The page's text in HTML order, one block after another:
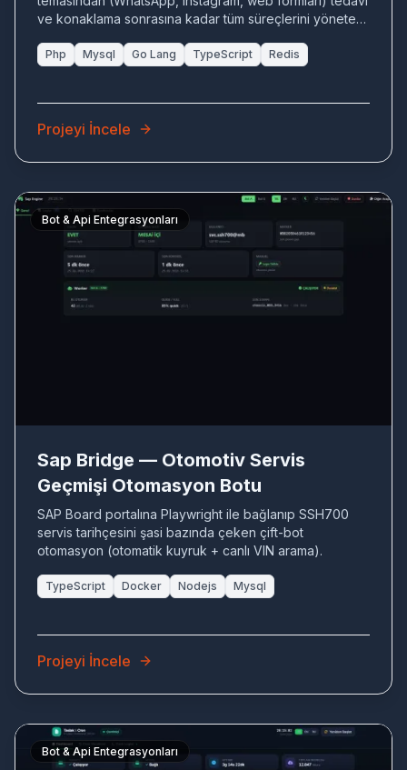
ve konaklama sonrasına kadar tüm süreçlerini yöneten,
sistemi geliştirdik.
Php Mysql Go Lang TypeScript Redis
Projeyi İncele
SA
Bot & Api Entegrasyonları
Sap Bridge — Otomotiv Servis
Geçmişi Otomasyon Botu
SAP Board portalına Playwright ile bağlanıp SSH700
servis tarihçesini şasi bazında çeken çift-bot
otomasyon (otomatik kuyruk + canlı VIN arama).
TypeScript Docker Nodejs Mysql
Projeyi İncele
Bot & Api Entegrasyonları